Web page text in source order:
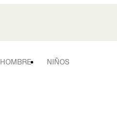
HOMBRE NIÑOS